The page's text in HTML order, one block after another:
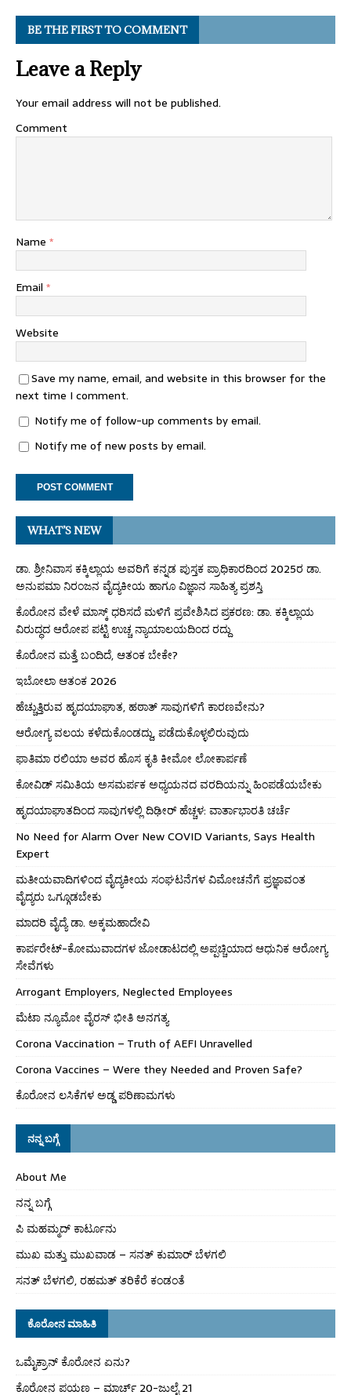
BE THE FIRST TO COMMENT
Leave a Reply
Your email address will not be published.
Comment
Name *
Email *
Website
Save my name, email, and website in this browser for the
next time I comment.
Notify me of follow-up comments by email.
Notify me of new posts by email.
WHAT’S NEW
ಡಾ. ಶ್ರೀನಿವಾಸ ಕಕ್ಕಿಲ್ಲಾಯ ಅವರಿಗೆ ಕನ್ನಡ ಪುಸ್ತಕ ಪ್ರಾಧಿಕಾರದಿಂದ 2025ರ ಡಾ.
ಅನುಪಮಾ ನಿರಂಜನ ವೈದ್ಯಕೀಯ ಹಾಗೂ ವಿಜ್ಞಾನ ಸಾಹಿತ್ಯ ಪ್ರಶಸ್ತಿ
ಕೊರೋನ ವೇಳೆ ಮಾಸ್ಕ್ ಧರಿಸದೆ ಮಳಿಗೆ ಪ್ರವೇಶಿಸಿದ ಪ್ರಕರಣ: ಡಾ. ಕಕ್ಕಿಲ್ಲಾಯ
ವಿರುದ್ಧದ ಆರೋಪ ಪಟ್ಟಿ ಉಚ್ಚ ನ್ಯಾಯಾಲಯದಿಂದ ರದ್ದು
ಕೊರೋನ ಮತ್ತೆ ಬಂದಿದೆ, ಆತಂಕ ಬೇಕೇ?
ಇಬೋಲಾ ಆತಂಕ 2026
ಹೆಚ್ಚುತ್ತಿರುವ ಹೃದಯಾಘಾತ, ಹಠಾತ್ ಸಾವುಗಳಿಗೆ ಕಾರಣವೇನು?
ಆರೋಗ್ಯ ವಲಯ ಕಳೆದುಕೊಂಡದ್ದು, ಪಡೆದುಕೊಳ್ಳಲಿರುವುದು
ಫಾತಿಮಾ ರಲಿಯಾ ಅವರ ಹೊಸ ಕೃತಿ ಕೀಮೋ ಲೋಕಾರ್ಪಣೆ
ಕೋವಿಡ್ ಸಮಿತಿಯ ಅಸಮರ್ಪಕ ಅಧ್ಯಯನದ ವರದಿಯನ್ನು ಹಿಂಪಡೆಯಬೇಕು
ಹೃದಯಾಘಾತದಿಂದ ಸಾವುಗಳಲ್ಲಿ ದಿಢೀರ್ ಹೆಚ್ಚಳ: ವಾರ್ತಾಭಾರತಿ ಚರ್ಚೆ
No Need for Alarm Over New COVID Variants, Says Health
Expert
ಮತೀಯವಾದಿಗಳಿಂದ ವೈದ್ಯಕೀಯ ಸಂಘಟನೆಗಳ ವಿಮೋಚನೆಗೆ ಪ್ರಜ್ಞಾವಂತ
ವೈದ್ಯರು ಒಗ್ಗೂಡಬೇಕು
ಮಾದರಿ ವೈದ್ಯೆ ಡಾ. ಅಕ್ಕಮಹಾದೇವಿ
ಕಾರ್ಪರೇಟ್-ಕೋಮುವಾದಗಳ ಜೋಡಾಟದಲ್ಲಿ ಅಪ್ಪಚ್ಚಿಯಾದ ಆಧುನಿಕ ಆರೋಗ್ಯ
ಸೇವೆಗಳು
Arrogant Employers, Neglected Employees
ಮೆಟಾ ನ್ಯೂಮೋ ವೈರಸ್ ಭೀತಿ ಅನಗತ್ಯ
Corona Vaccination – Truth of AEFI Unravelled
Corona Vaccines – Were they Needed and Proven Safe?
ಕೊರೋನ ಲಸಿಕೆಗಳ ಅಡ್ಡ ಪರಿಣಾಮಗಳು
ನನ್ನ ಬಗ್ಗೆ
About Me
ನನ್ನ ಬಗ್ಗೆ
ಪಿ ಮಹಮ್ಮದ್ ಕಾರ್ಟೂನು
ಮುಖ ಮತ್ತು ಮುಖವಾಡ – ಸನತ್ ಕುಮಾರ್ ಬೆಳಗಲಿ
ಸನತ್ ಬೆಳಗಲಿ, ರಹಮತ್ ತರಿಕೆರೆ ಕಂಡಂತೆ
ಕೊರೋನ ಮಾಹಿತಿ
ಒಮೈಕ್ರಾನ್ ಕೊರೋನ ಏನು?
ಕೊರೋನ ಪಯಣ – ಮಾರ್ಚ್ 20-ಜುಲೈ 21